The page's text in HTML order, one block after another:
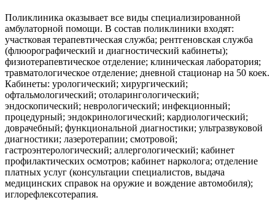
Поликлиника оказывает все виды специализированной
амбулаторной помощи. В состав поликлиники входят:
участковая терапевтическая служба; рентгеновская служба
(флюорографический и диагностический кабинеты);
физиотерапевтическое отделение; клиническая лаборатория;
травматологическое отделение; дневной стационар на 50 коек.
Кабинеты: урологический; хирургический;
офтальмологический; отоларингологический;
эндоскопический; неврологический; инфекционный;
процедурный; эндокринологический; кардиологический;
доврачебный; функциональной диагностики; ультразвуковой
диагностики; лазеротерапии; смотровой;
гастроэнтерологический; аллергологический; кабинет
профилактических осмотров; кабинет нарколога; отделение
платных услуг (консультации специалистов, выдача
медицинских справок на оружие и вождение автомобиля);
иглорефлексотерапия.